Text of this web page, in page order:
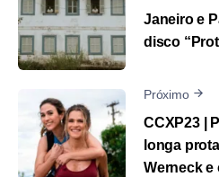
Janeiro e
disco
Próximo
CCXP23 |
longa
Werneck e